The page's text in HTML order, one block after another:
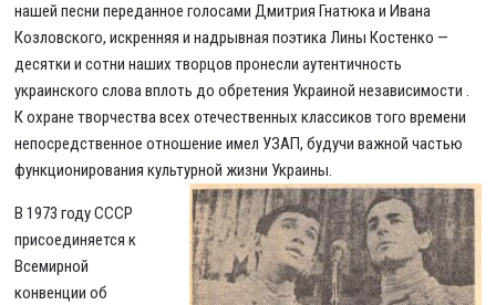
нашей песни переданное голосами Дмитрия Гнатюка и Ивана
Козловского, искренняя и надрывная поэтика Лины Костенко —
десятки и сотни наших творцов пронесли аутентичность
украинского слова вплоть до обретения Украиной независимости .
К охране творчества всех отечественных классиков того времени
непосредственное отношение имел УЗАП, будучи важной частью
функционирования культурной жизни Украины.
В 1973 году СССР
присоединяется к
Всемирной
конвенции об